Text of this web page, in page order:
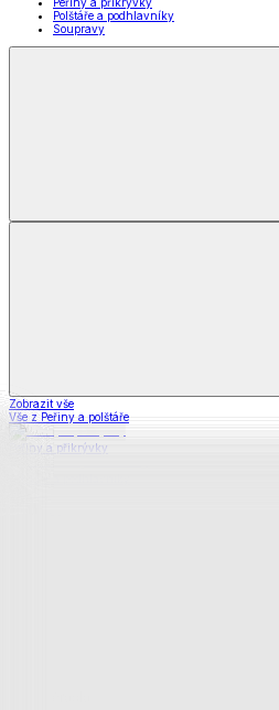
Polštáře a podhlavníky
Soupravy
Zobrazit vše
Vše z Peřiny a polštáře
Peřiny a přikrývky